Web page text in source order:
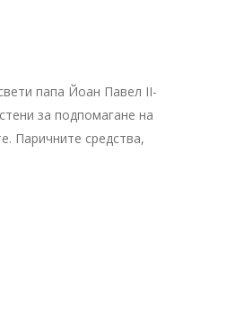
папа Йоан Павел II-
за подпомагане на
Паричните средства,